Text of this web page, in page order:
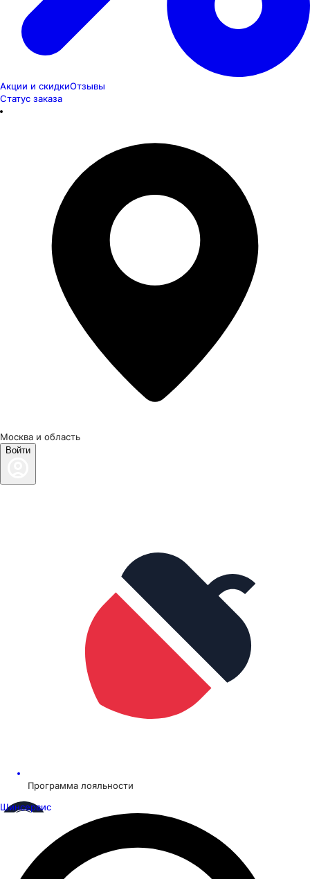
Акции и скидкиОтзывы
Статус заказа
Москва и область
Войти
Программа лояльности
Шинсервис